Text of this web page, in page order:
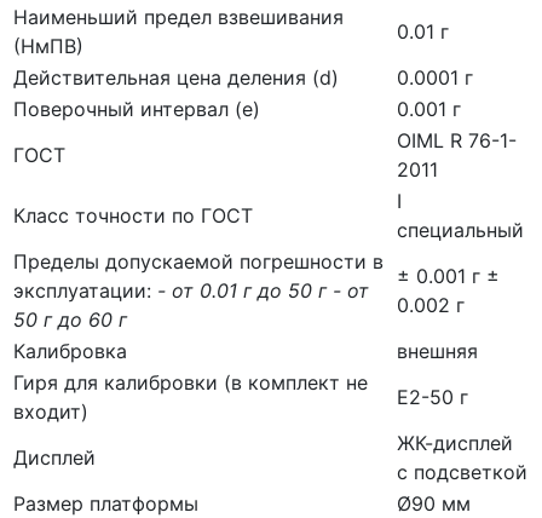
Наименьший предел взвешивания
(НмПВ)
0.01 г
Действительная цена деления (d)
0.0001 г
Поверочный интервал (е)
0.001 г
ГОСТ
OIML R 76-1-
2011
Класс точности по ГОСТ
I
специальный
Пределы допускаемой погрешности в
эксплуатации: - от 0.01 г до 50 г - от
50 г до 60 г
± 0.001 г ±
0.002 г
Калибровка
внешняя
Гиря для калибровки (в комплект не
входит)
E2-50 г
Дисплей
ЖК-дисплей
с подсветкой
Размер платформы
Ø90 мм